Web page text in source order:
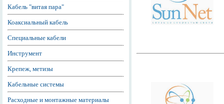
Кабель "витая пара"
Коаксиальный кабель
Специальные кабели
Инструмент
Крепеж, метизы
Кабельные системы
Расходные и монтажные материалы